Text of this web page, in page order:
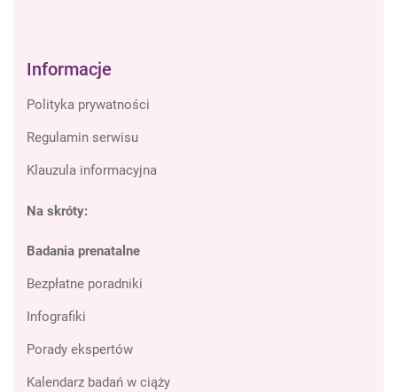
Informacje
Polityka prywatności
Regulamin serwisu
Klauzula informacyjna
Na skróty:
Badania prenatalne
Bezpłatne poradniki
Infografiki
Porady ekspertów
Kalendarz badań w ciąży